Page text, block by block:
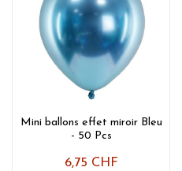
Mini ballons effet miroir Bleu
- 50 Pcs
6,75 CHF